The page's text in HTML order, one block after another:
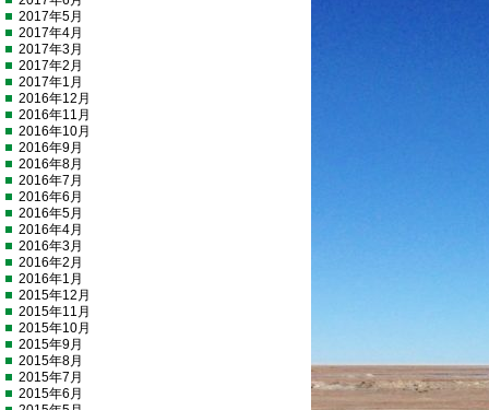
2017年5月
2017年4月
2017年3月
2017年2月
2017年1月
2016年12月
2016年11月
2016年10月
2016年9月
2016年8月
2016年7月
2016年6月
2016年5月
2016年4月
2016年3月
2016年2月
2016年1月
2015年12月
2015年11月
2015年10月
2015年9月
2015年8月
2015年7月
2015年6月